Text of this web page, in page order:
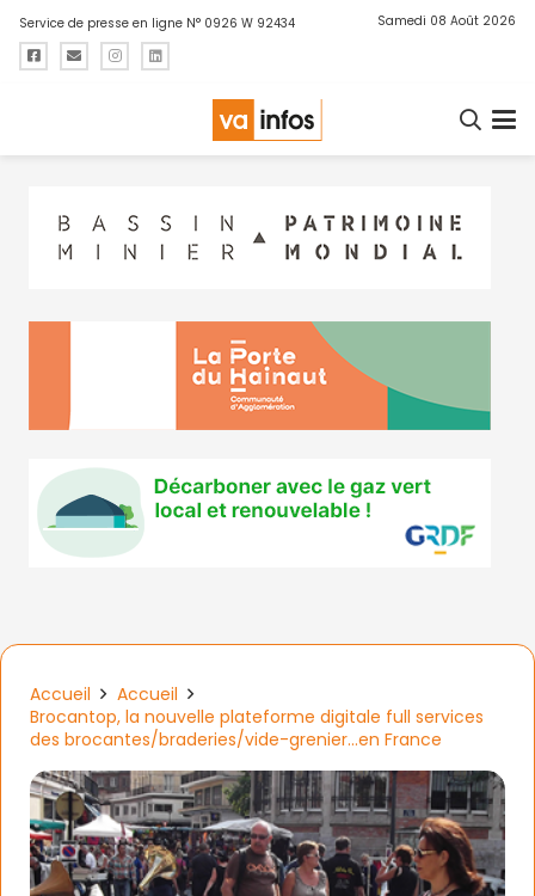
Service de presse en ligne N° 0926 W 92434 Samedi 08 Août 2026
Accueil
Accueil
Brocantop, la nouvelle plateforme digitale full services
des brocantes/braderies/vide-grenier…en France